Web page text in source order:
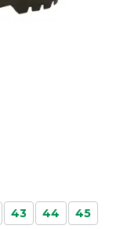
43 44
45